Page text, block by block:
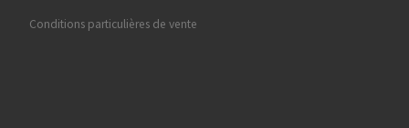
Conditions particulières de vente